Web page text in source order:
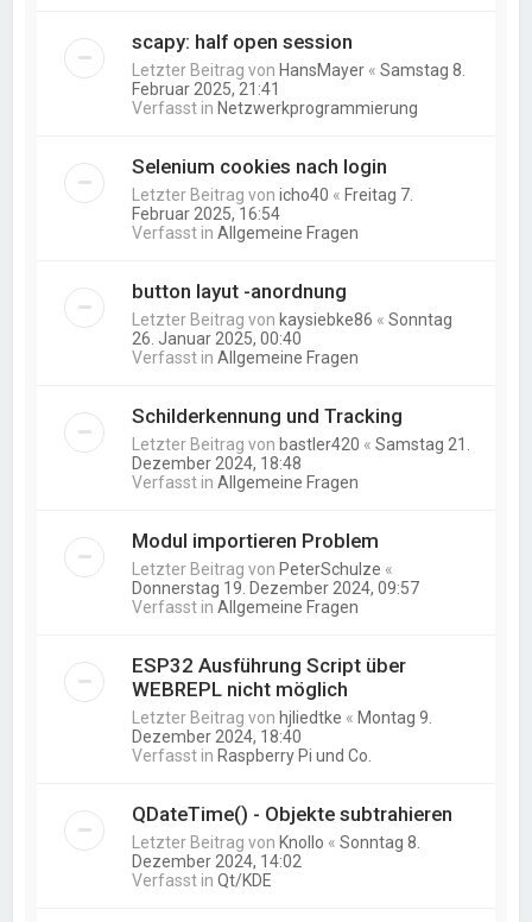
scapy: half open session
Letzter Beitrag von HansMayer «Samstag 8.
Februar 2025, 21:41
Verfasst in Netzwerkprogrammierung
Selenium cookies nach login
Letzter Beitrag vonicho40 « Freitag 7.
Februar 2025, 16:54
Verfasst inAllgemeine Fragen
button layut -anordnung
Letzter Beitrag von kaysiebke86 «Sonntag
26. Januar 2025, 00:40
Verfasst inAllgemeine Fragen
Schilderkennung und Tracking
Letzter Beitrag von bastler420 «Samstag 21.
Dezember 2024, 18:48
Verfasst inAllgemeine Fragen
Modul importieren Problem
Letzter Beitrag von PeterSchulze «
Donnerstag 19. Dezember 2024, 09:57
Verfasst inAllgemeine Fragen
ESP32 Ausführung Script über
WEBREPL nicht möglich
Letzter Beitrag von hjliedtke « Montag 9.
Dezember 2024, 18:40
Verfasst in Raspberry Pi und Co.
QDateTime() - Objekte subtrahieren
Letzter Beitrag von Knollo «Sonntag 8.
Dezember 2024, 14:02
Verfasst inQt/KDE